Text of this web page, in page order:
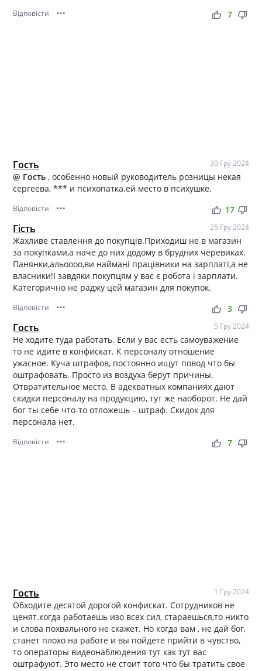
Відповісти ••• thumb_up thumb_down
7
Гость 30 Гру 2024
@ Гость, особенно новый руководитель розницы некая
сергеева, *** и психопатка.ей место в психушке.
Відповісти ••• thumb_up thumb_down
17
Гість 25 Гру 2024
Жахливе ставлення до покупців.Приходиш не в магазин
за покупками,а наче до них додому в брудних черевиках.
Панянки,альоооо,ви наймані працівники на зарплаті,а не
власники!І завдяки покупцям у вас є робота і зарплати.
Категорично не раджу цей магазин для покупок.
Відповісти ••• thumb_up thumb_down
3
Гость 5 Гру 2024
Не ходите туда работать. Если у вас есть самоуважение
то не идите в конфискат. К персоналу отношение
ужасное. Куча штрафов, постоянно ищут повод что бы
оштрафовать. Просто из воздуха берут причины.
Отвратительное место. В адекватных компаниях дают
скидки персоналу на продукцию, тут же наоборот. Не дай
бог ты себе что-то отложешь – штраф. Скидок для
персонала нет.
Відповісти ••• thumb_up thumb_down
7
Гость 1 Гру 2024
Обходите десятой дорогой конфискат. Сотрудников не
ценят.когда работаешь изо всех сил, стараешься,то никто
и слова похвального не скажет. Но когда вам , не дай бог,
станет плохо на работе и вы пойдете прийти в чувство,
то операторы видеонаблюдения тут как тут вас
оштрафуют. Это место не стоит того что бы тратить свое